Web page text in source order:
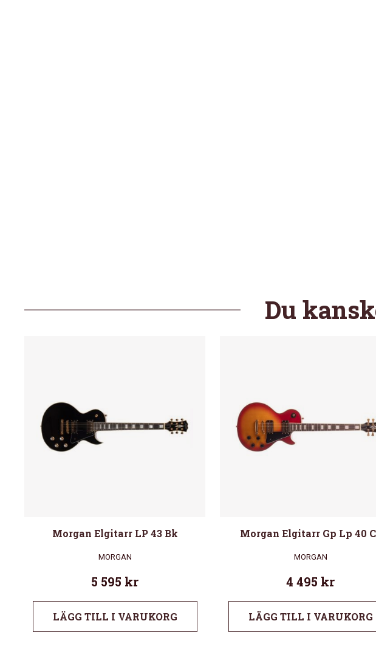
Du
Morgan Elgitarr LP 43 Bk
MORGAN
5 595 kr
LÄGG TILL I VARUKORG
Morgan Elgitarr Gp Lp 40
MORGAN
4 495 kr
LÄGG TILL I VARUKORG